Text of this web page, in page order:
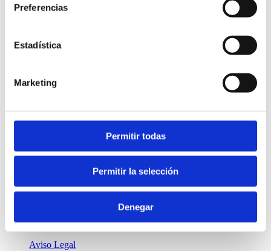
Preferencias
Estadística
Marketing
Permitir todas
Permitir la selección
Denegar
ÚLTIMAS ENTRADAS
Webinar sobre estrategias para atraer al turismo de cercanía
Presentación del Plan de Dinamización Turística de la agencia
innovadoras
Marketing Agro/alimentario (5)
Marketing Turístico (14)
Sin categorizar (1)
Zuatzu kalea 4, Edificio Ulia
943 425 555 |kontaktua
Aviso Legal